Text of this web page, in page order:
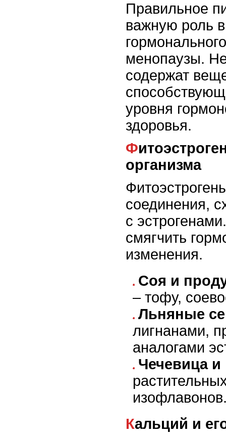
Правильное
важную роль
менопаузы.
содержат
уровня
здоровья.
Фитоэстрогены для поддержки
организма
соединения,
с
смягчить
изменения.
Соя и
– тофу,
Льняные
лигнанами,
аналогами
Чечевица и
Кальций и